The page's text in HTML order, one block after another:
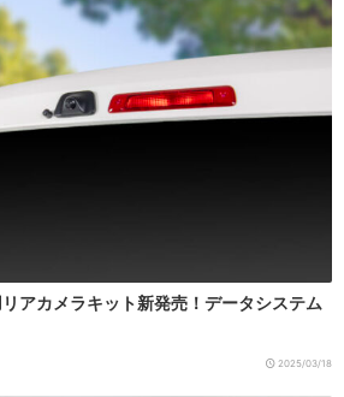
アカメラキット新発売！データシステム
2025/03/18